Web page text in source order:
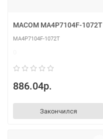
MACOM MA4P7104F-1072T
MA4P7104F-1072T
886.04р.
Закончился